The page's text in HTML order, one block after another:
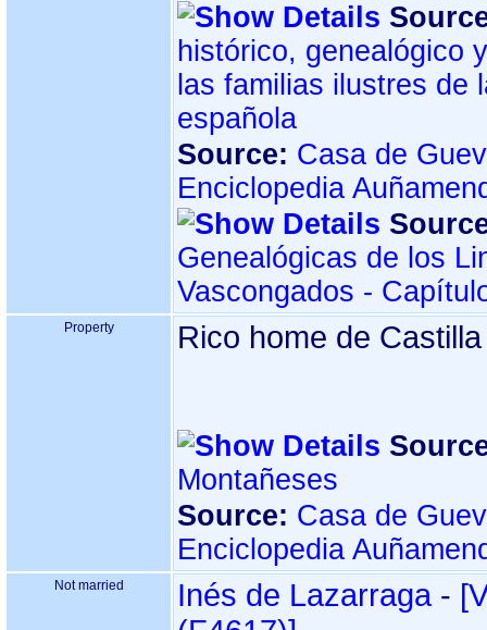
histórico, genealógico
las familias ilustres de
española
Source: Casa de
Enciclopedia
Genealógicas de los
Vascongados -
Property Rico home de Castilla
Montañeses
Source: Casa de
Enciclopedia
Not married Inés de Lazarraga-